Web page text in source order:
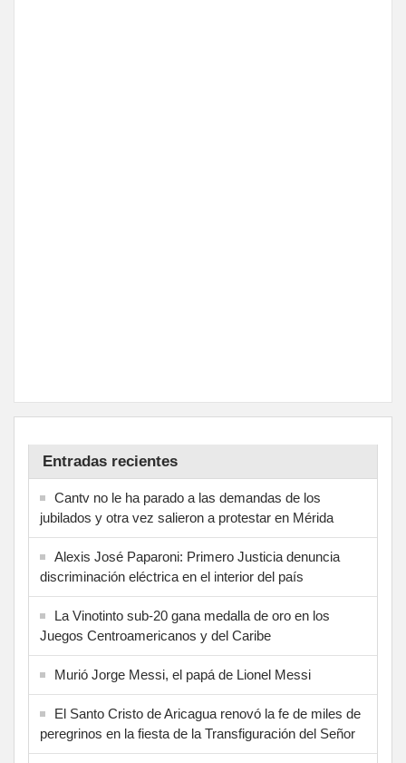
Entradas recientes
Cantv no le ha parado a las demandas de los
jubilados y otra vez salieron a protestar en Mérida
Alexis José Paparoni: Primero Justicia denuncia
discriminación eléctrica en el interior del país
La Vinotinto sub-20 gana medalla de oro en los
Juegos Centroamericanos y del Caribe
Murió Jorge Messi, el papá de Lionel Messi
El Santo Cristo de Aricagua renovó la fe de miles de
peregrinos en la fiesta de la Transfiguración del Señor